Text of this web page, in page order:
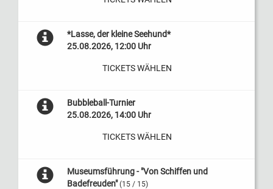
*Lasse, der kleine Seehund*
25.08.2026, 12:00 Uhr
TICKETS WÄHLEN
Bubbleball-Turnier
25.08.2026, 14:00 Uhr
TICKETS WÄHLEN
Museumsführung - "Von Schiffen und
Badefreuden" (15 / 15)